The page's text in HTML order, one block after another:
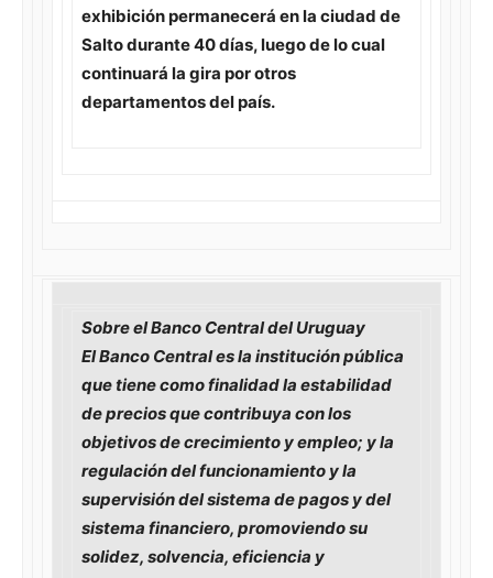
exhibición permanecerá en la ciudad de
Salto durante 40 días, luego de lo cual
continuará la gira por otros
departamentos del país.
Sobre el Banco Central del Uruguay
El Banco Central es la institución pública
que tiene como finalidad la estabilidad
de precios que contribuya con los
objetivos de crecimiento y empleo; y la
regulación del funcionamiento y la
supervisión del sistema de pagos y del
sistema financiero, promoviendo su
solidez, solvencia, eficiencia y